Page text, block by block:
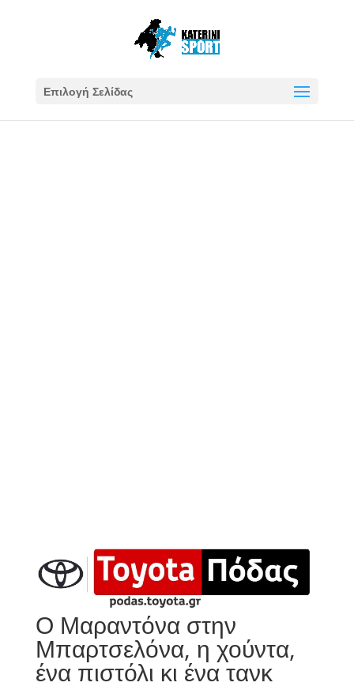
Επιλογή Σελίδας
Ο Μαραντόνα στην
Μπαρτσελόνα, η χούντα,
ένα πιστόλι κι ένα τανκ